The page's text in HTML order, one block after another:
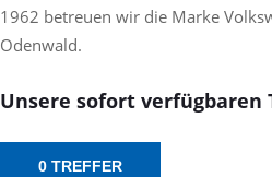
1962 betreuen wir die Marke
Odenwald.
Unsere sofort verfügbaren
0 TREFFER